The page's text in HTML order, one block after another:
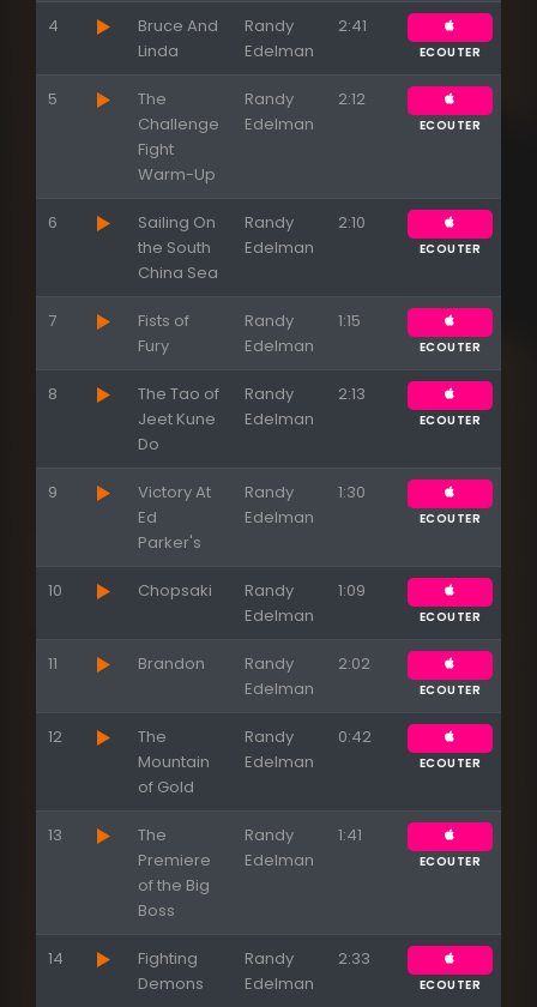
4
Bruce And
Linda
Randy
Edelman
2:41
ECOUTER
5
The
Challenge
Fight
Warm-Up
Randy
Edelman
2:12
ECOUTER
6
Sailing On
the South
China Sea
Randy
Edelman
2:10
ECOUTER
7
Fists of
Fury
Randy
Edelman
1:15
ECOUTER
8
The Tao of
Jeet Kune
Do
Randy
Edelman
2:13
ECOUTER
9
Victory At
Ed
Parker's
Randy
Edelman
1:30
ECOUTER
10 Chopsaki
Randy
Edelman
1:09
ECOUTER
11 Brandon
Randy
Edelman
2:02
ECOUTER
12
The
Mountain
of Gold
Randy
Edelman
0:42
ECOUTER
13
The
Premiere
of the Big
Boss
Randy
Edelman
1:41
ECOUTER
14
Fighting
Demons
Randy
Edelman
2:33
ECOUTER